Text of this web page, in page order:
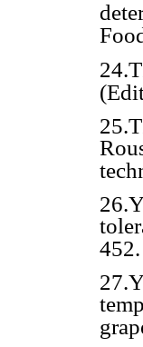
452.